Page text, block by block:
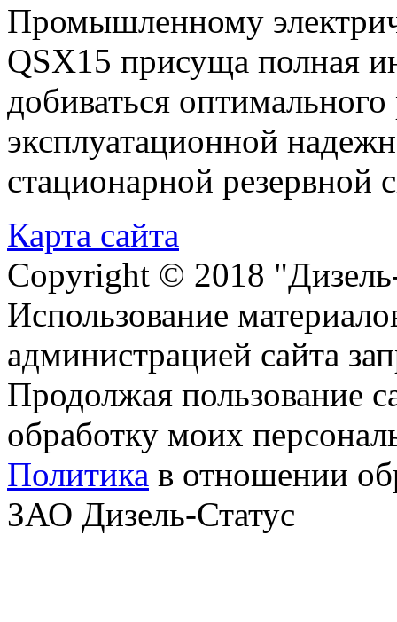
Промышленному
QSX15 присуща полная
добиваться
эксплуатационной
стационарной резервной
Карта сайта
Copyright © 2018
Использование
администрацией сайта
Продолжая пользование
обработку моих
Политика в отношении
ЗАО Дизель-Статус